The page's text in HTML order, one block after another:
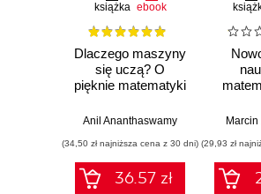
książka ebook
Dlaczego maszyny
się uczą? O
pięknie matematyki
współczesnej
inteligencji
Anil Ananthaswamy
(34,50 zł najniższa cena z 30 dni)
36.57 zł
(29,93 zł